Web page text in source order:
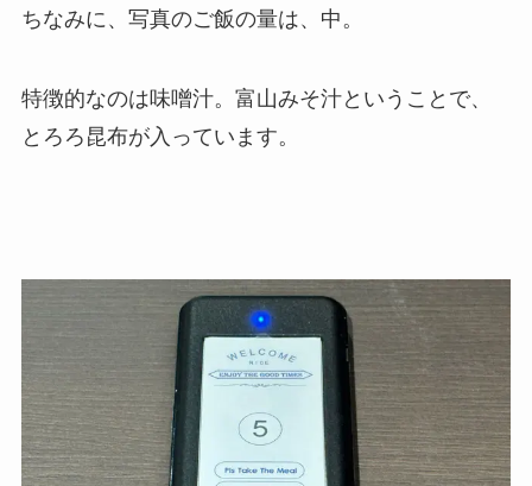
ちなみに、写真のご飯の量は、中。
特徴的なのは味噌汁。富山みそ汁ということで、
とろろ昆布が入っています。